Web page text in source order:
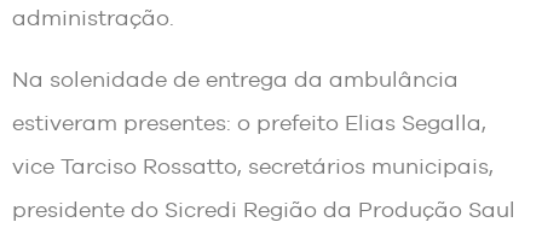
administração.
Na solenidade de entrega da ambulância
estiveram presentes: o prefeito Elias Segalla,
vice Tarciso Rossatto, secretários municipais,
presidente do Sicredi Região da Produção Saul